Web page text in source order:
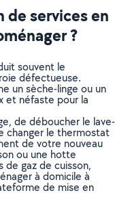
de services en
?
souvent le
défectueuse.
un sèche-linge ou un
et néfaste pour la
de déboucher le lave-
changer le thermostat
de votre nouveau
ou une hotte
de gaz de cuisson,
à domicile à
de mise en